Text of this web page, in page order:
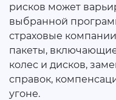
рисков может
выбранной
страховые
пакеты,
колес и дисков,
справок,
угоне.